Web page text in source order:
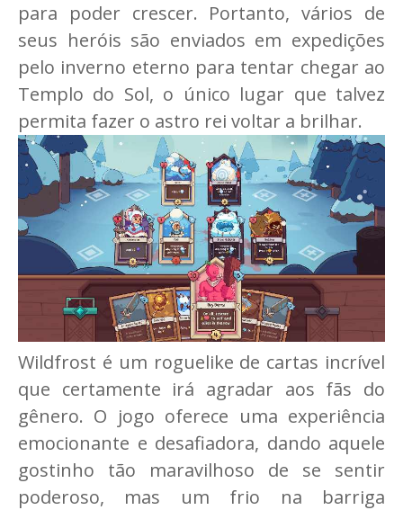
para poder crescer. Portanto, vários de
seus heróis são enviados em expedições
pelo inverno eterno para tentar chegar ao
Templo do Sol, o único lugar que talvez
permita fazer o astro rei voltar a brilhar.
Wildfrost é um roguelike de cartas incrível
que certamente irá agradar aos fãs do
gênero. O jogo oferece uma experiência
emocionante e desafiadora, dando aquele
gostinho tão maravilhoso de se sentir
poderoso, mas um frio na barriga